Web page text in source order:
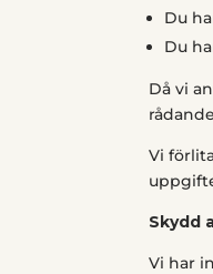
Du
Du
Då vi
Vi
Skydd
Vi har